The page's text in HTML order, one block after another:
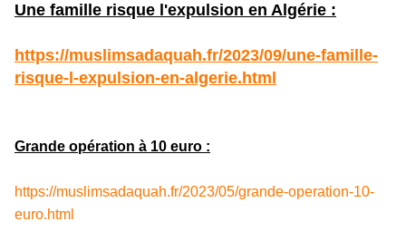
Une famille risque l'expulsion en Algérie :
https://muslimsadaquah.fr/2023/09/une-famille-
risque-l-expulsion-en-algerie.html
Grande opération à 10 euro :
https://muslimsadaquah.fr/2023/05/grande-operation-10-
euro.html